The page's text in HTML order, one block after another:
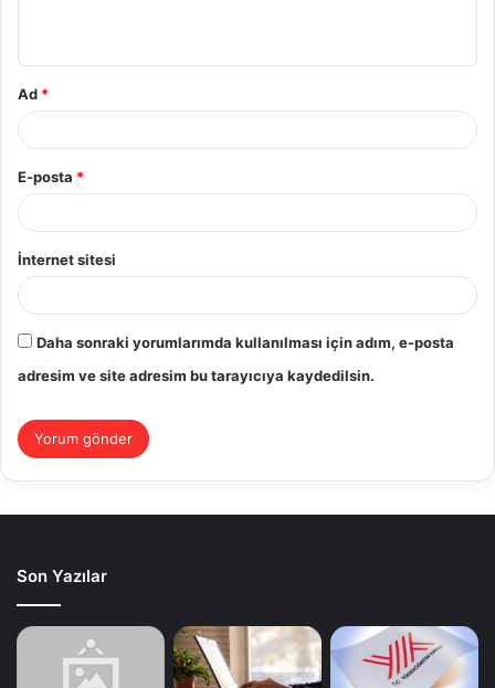
Ad *
E-posta *
İnternet sitesi
Daha sonraki yorumlarımda kullanılması için adım, e-posta
adresim ve site adresim bu tarayıcıya kaydedilsin.
Son Yazılar